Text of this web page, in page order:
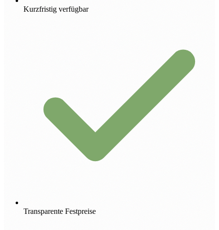
Kurzfristig verfügbar
Transparente Festpreise